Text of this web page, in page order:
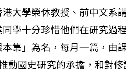
大學榮休教授、前中文系
學十分珍惜他們在研究過
集」為名，每月一篇，由
動國史研究的承擔，和對